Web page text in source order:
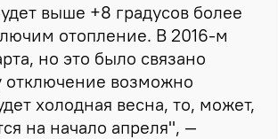
выше +8 градусов более
отопление. В 2016-м
но это было связано
отключение возможно
холодная весна, то, может,
на начало апреля", —